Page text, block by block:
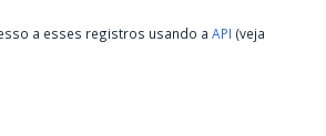
a esses registros usando a API (veja